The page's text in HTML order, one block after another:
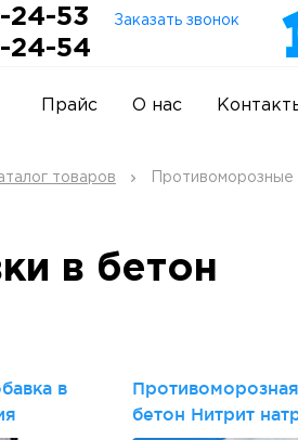
24-53 Заказать звонок
24-54
Прайс О нас
товаров Противоморозные
в бетон
в
бетон Нитрит